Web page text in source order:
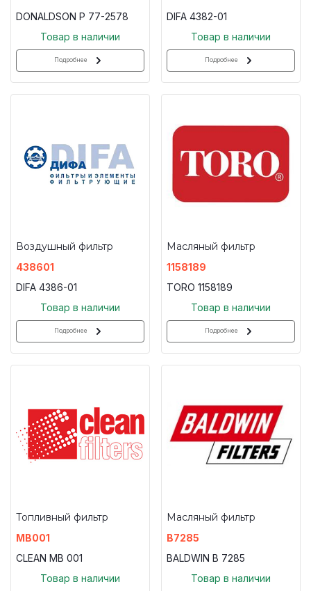
DONALDSON P 77-2578
Товар в наличии
Подробнее
DIFA 4382-01
Товар в наличии
Подробнее
Воздушный фильтр
438601
DIFA 4386-01
Товар в наличии
Подробнее
Масляный фильтр
1158189
TORO 1158189
Товар в наличии
Подробнее
Топливный фильтр
MB001
CLEAN MB 001
Товар в наличии
Масляный фильтр
B7285
BALDWIN B 7285
Товар в наличии